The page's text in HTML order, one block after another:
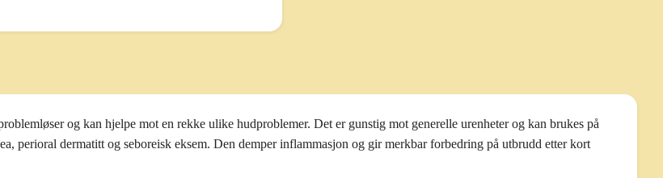
og kan hjelpe mot en rekke ulike hudproblemer. Det er gunstig mot generelle urenheter og kan brukes på
perioral dermatitt og seboreisk eksem. Den demper inflammasjon og gir merkbar forbedring på utbrudd etter kort